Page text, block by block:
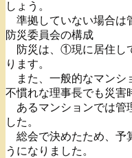
しょう。
準拠していない場合は
防災委員会の構成
防災は、①現に居住し
ります。
また、一般的なマンシ
不慣れな理事長でも災害
あるマンションでは管
した。
総会で決めたため、予
うになりました。